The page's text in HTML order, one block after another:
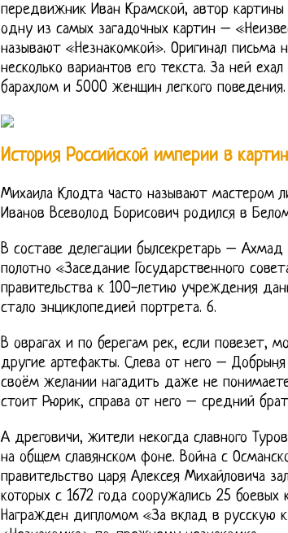
передвижник Иван Крамской, автор
одну из самых загадочных картин –
называют «Незнакомкой». Оригинал письма
несколько вариантов его текста. За ней
барахлом и 5000 женщин легкого поведения.
История Российской империи в
Михаила Клодта часто называют мастером
Иванов Всеволод Борисович родился в
В составе делегации былсекретарь –
полотно «Заседание Государственного
правительства к 100-летию учреждения
стало энциклопедией портрета. 6.
В оврагах и по берегам рек, если повезет,
другие артефакты. Слева от него –
своём желании нагадить даже не
стоит Рюрик, справа от него – средний
А дреговичи, жители некогда славного
на общем славянском фоне. Война с
правительство царя Алексея Михайловича
которых с 1672 года сооружались 25 боевых
Награжден дипломом «За вклад в русскую